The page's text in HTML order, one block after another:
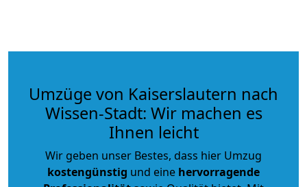
Umzüge von Kaiserslautern nach
Wissen-Stadt: Wir machen es
Ihnen leicht
Wir geben unser Bestes, dass hier Umzug
kostengünstig und eine hervorragende